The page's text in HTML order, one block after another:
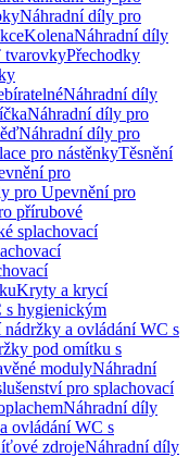
Náhradní díly pro
KolenaNáhradní díly
tvarovkyPřechodky
Náhradní díly
Náhradní díly pro
Náhradní díly pro
pro nástěnkyTěsnění
pro
pro Upevnění pro
přírubové
splachovací
Kryty a krycí
s hygienickým
a ovládání WC s
pod omítku s
modulyNáhradní
pro splachovací
Náhradní díly
ovládání WC s
zdrojeNáhradní díly